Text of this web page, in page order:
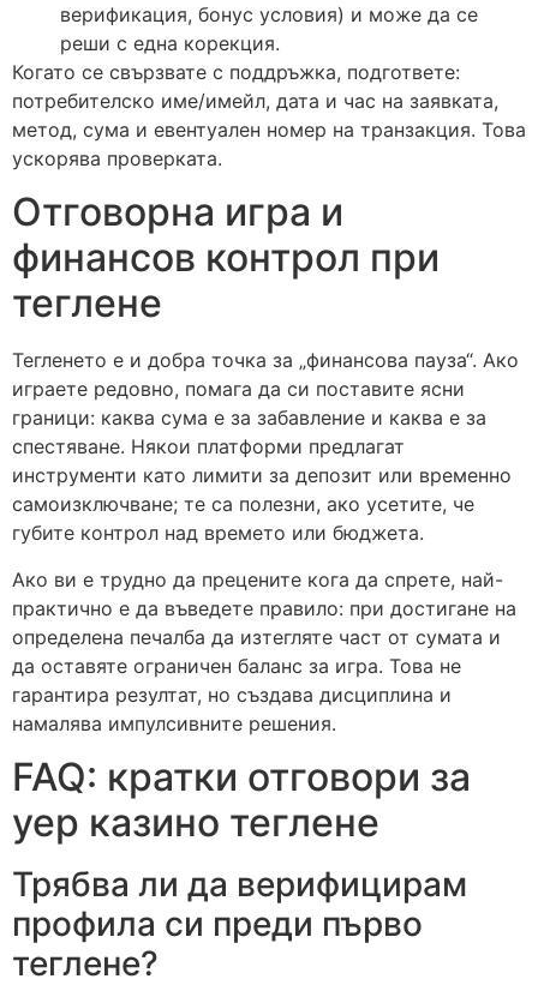
верификация, бонус условия) и може да се
реши с една корекция.
Когато се свързвате с поддръжка, подгответе:
потребителско име/имейл, дата и час на заявката,
метод, сума и евентуален номер на транзакция. Това
ускорява проверката.
Отговорна игра и
финансов контрол при
теглене
Тегленето е и добра точка за „финансова пауза“. Ако
играете редовно, помага да си поставите ясни
граници: каква сума е за забавление и каква е за
спестяване. Някои платформи предлагат
инструменти като лимити за депозит или временно
самоизключване; те са полезни, ако усетите, че
губите контрол над времето или бюджета.
Ако ви е трудно да прецените кога да спрете, най-
практично е да въведете правило: при достигане на
определена печалба да изтегляте част от сумата и
да оставяте ограничен баланс за игра. Това не
гарантира резултат, но създава дисциплина и
намалява импулсивните решения.
FAQ: кратки отговори за
yep казино теглене
Трябва ли да верифицирам
профила си преди първо
теглене?